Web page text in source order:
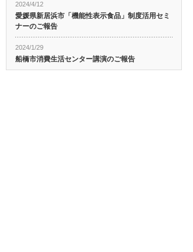
2024/4/12
愛媛県新居浜市「機能性表示食品」制度活用セミ
ナーのご報告
2024/1/29
船橋市消費生活センター講演のご報告